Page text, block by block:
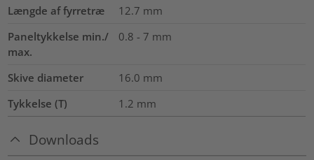
Længde af fyrretræ
12.7 mm
Paneltykkelse min./
max.
0.8 - 7 mm
Skive diameter 16.0 mm
Tykkelse (T)
1.2 mm
Downloads